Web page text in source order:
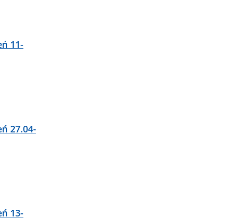
11-
27.04-
13-